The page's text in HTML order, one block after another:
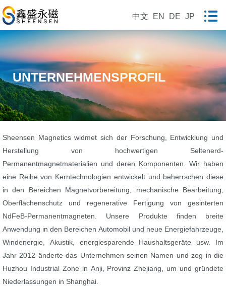
中文 EN DE JP
UNTERNEHMENSPROFIL
Sheensen Magnetics widmet sich der Forschung, Entwicklung und
Herstellung von hochwertigen Seltenerd-
Permanentmagnetmaterialien und deren Komponenten. Wir haben
eine Reihe von Kerntechnologien entwickelt und beherrschen diese
in den Bereichen Magnetvorbereitung, mechanische Bearbeitung,
Oberflächenschutz und regenerative Fertigung von gesinterten
NdFeB-Permanentmagneten. Unsere Produkte finden breite
Anwendung in den Bereichen Automobil und neue Energiefahrzeuge,
Windenergie, Akustik, energiesparende Haushaltsgeräte usw. Im
Jahr 2012 änderte das Unternehmen seinen Namen und zog in die
Huzhou Industrial Zone in Anji, Provinz Zhejiang, um und gründete
Niederlassungen in Shanghai.